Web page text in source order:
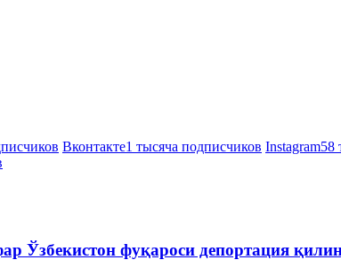
Вконтакте1 тысяча подписчиков Instagram58
Ўзбекистон фуқароси депортация